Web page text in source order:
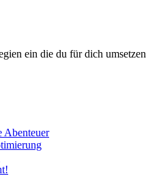
ein die du für dich
Abenteuer